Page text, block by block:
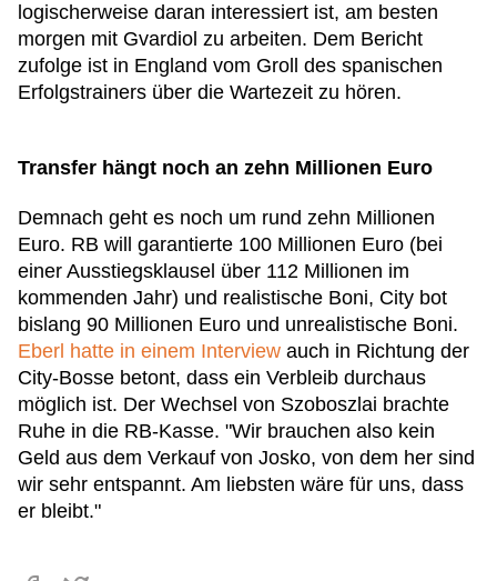
logischerweise daran interessiert ist, am besten
morgen mit Gvardiol zu arbeiten. Dem Bericht
zufolge ist in England vom Groll des spanischen
Erfolgstrainers über die Wartezeit zu hören.
Transfer hängt noch an zehn Millionen Euro
Demnach geht es noch um rund zehn Millionen
Euro. RB will garantierte 100 Millionen Euro (bei
einer Ausstiegsklausel über 112 Millionen im
kommenden Jahr) und realistische Boni, City bot
bislang 90 Millionen Euro und unrealistische Boni.
Eberl hatte in einem Interview auch in Richtung der
City-Bosse betont, dass ein Verbleib durchaus
möglich ist. Der Wechsel von Szoboszlai brachte
Ruhe in die RB-Kasse. "Wir brauchen also kein
Geld aus dem Verkauf von Josko, von dem her sind
wir sehr entspannt. Am liebsten wäre für uns, dass
er bleibt."